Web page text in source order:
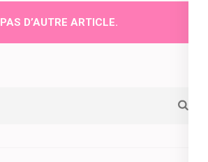
PAS D’AUTRE ARTICLE.